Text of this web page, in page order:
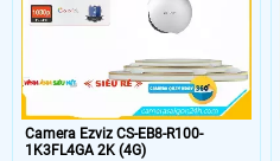
Camera Ezviz CS-EB8-R100-
1K3FL4GA 2K (4G)